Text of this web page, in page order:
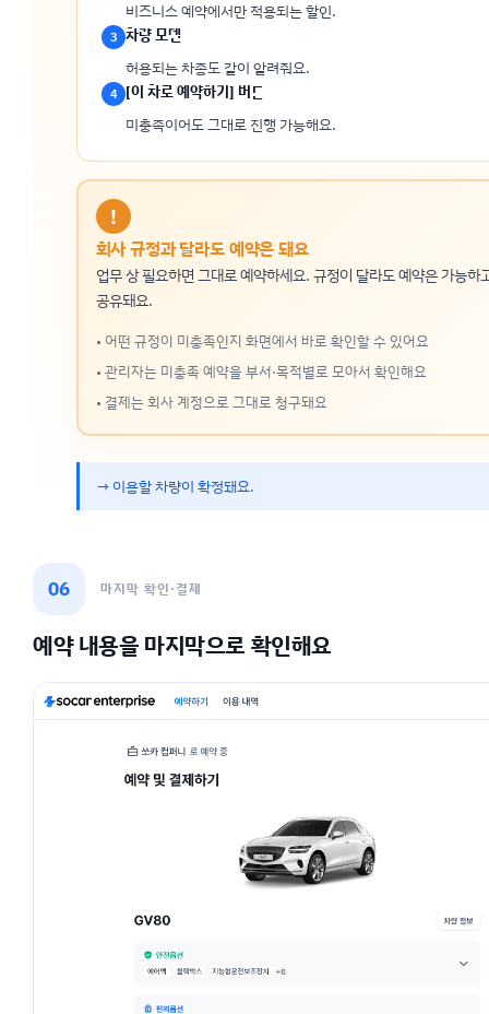
비즈니스 예약에서만 적용되는 할인.
3 차량 모델
허용되는 차종도 같이 알려줘요.
4 [이 차로 예약하기] 버튼
미충족이어도 그대로 진행 가능해요.
!
회사 규정과 달라도 예약은 돼요
업무 상 필요하면 그대로 예약하세요. 규정이 달라도 예약은 가능
공유돼요.
• 어떤 규정이 미충족인지 화면에서 바로 확인할 수 있어요
• 관리자는 미충족 예약을 부서·목적별로 모아서 확인해요
• 결제는 회사 계정으로 그대로 청구돼요
→ 이용할 차량이 확정돼요.
06 마지막 확인·결제
예약 내용을 마지막으로 확인해요